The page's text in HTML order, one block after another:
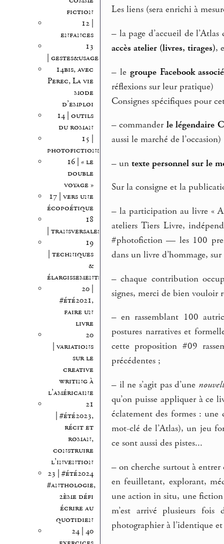
fiction
12 |
enfances
13
| gestes&usages
14bis, avec
Perec, La vie
mode
d’emploi
14 | outils
du roman
15 |
photofictions
16 | « le
double
voyage »
17 | vers une
écopoétique
18
| transversales
19
| techniques
&
élargissements
20 |
#été2021,
faire un
livre
20
| variations
sur le
creative
writing à
l’américaine
21
| #été2023,
récit et
roman,
construire
l’invention
23 | #été2024
#anthologie,
2ème défi
écrire au
quotidien
24 | 40
Les liens (sera enrichi à
– la page d’accueil de
accès atelier (livres, tirages),
– le groupe Facebook
réflexions sur leur pratique)
Consignes spécifiques pour
– commander le légendaire
aussi le marché de l’occasion)
– untexte personnel sur le
Sur la consigne et la
– la participation au livre «
ateliers Tiers Livre,
#photofiction — les 100
dans un livre d’hommage,
– chaque contribution
signes, merci de bien vouloir
– en rassemblant 100
postures narratives et
cette proposition #09
précédentes ;
– il ne s’agit pas d’une
qu’on puisse appliquer à ce
éclatement des formes :
mot-clé de l’Atlas), un jeu
ce sont aussi des pistes...
– on cherche surtout à
en feuilletant, explorant,
une action in situ, une
m’est arrivé plusieurs
photographier à l’identique